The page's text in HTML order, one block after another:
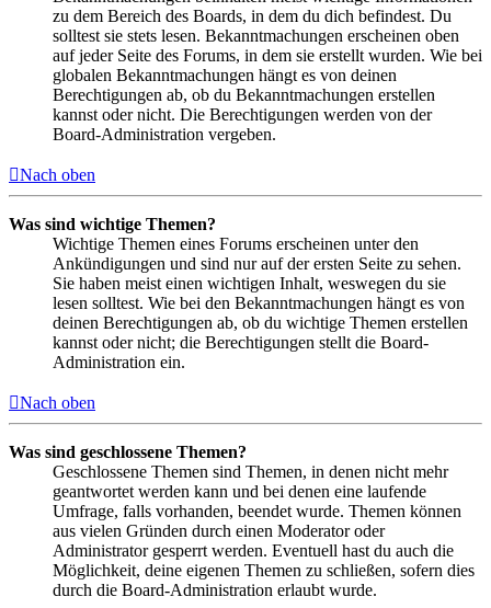
zu dem Bereich des Boards, in dem du dich befindest. Du
solltest sie stets lesen. Bekanntmachungen erscheinen oben
auf jeder Seite des Forums, in dem sie erstellt wurden. Wie bei
globalen Bekanntmachungen hängt es von deinen
Berechtigungen ab, ob du Bekanntmachungen erstellen
kannst oder nicht. Die Berechtigungen werden von der
Board-Administration vergeben.
Nach oben
Was sind wichtige Themen?
Wichtige Themen eines Forums erscheinen unter den
Ankündigungen und sind nur auf der ersten Seite zu sehen.
Sie haben meist einen wichtigen Inhalt, weswegen du sie
lesen solltest. Wie bei den Bekanntmachungen hängt es von
deinen Berechtigungen ab, ob du wichtige Themen erstellen
kannst oder nicht; die Berechtigungen stellt die Board-
Administration ein.
Nach oben
Was sind geschlossene Themen?
Geschlossene Themen sind Themen, in denen nicht mehr
geantwortet werden kann und bei denen eine laufende
Umfrage, falls vorhanden, beendet wurde. Themen können
aus vielen Gründen durch einen Moderator oder
Administrator gesperrt werden. Eventuell hast du auch die
Möglichkeit, deine eigenen Themen zu schließen, sofern dies
durch die Board-Administration erlaubt wurde.